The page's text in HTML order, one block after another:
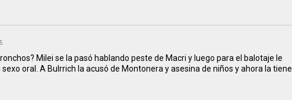
Milei se la pasó hablando peste de Macri y luego para el balotaje le
oral. A Bulrrich la acusó de Montonera y asesina de niños y ahora la tiene